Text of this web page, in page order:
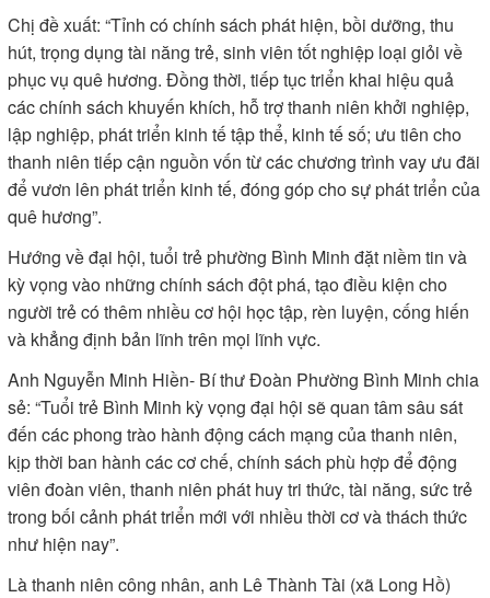
Chị đề xuất: “Tỉnh có chính sách phát hiện, bồi dưỡng, thu
hút, trọng dụng tài năng trẻ, sinh viên tốt nghiệp loại giỏi về
phục vụ quê hương. Đồng thời, tiếp tục triển khai hiệu quả
các chính sách khuyến khích, hỗ trợ thanh niên khởi nghiệp,
lập nghiệp, phát triển kinh tế tập thể, kinh tế số; ưu tiên cho
thanh niên tiếp cận nguồn vốn từ các chương trình vay ưu đãi
để vươn lên phát triển kinh tế, đóng góp cho sự phát triển của
quê hương”.
Hướng về đại hội, tuổi trẻ phường Bình Minh đặt niềm tin và
kỳ vọng vào những chính sách đột phá, tạo điều kiện cho
người trẻ có thêm nhiều cơ hội học tập, rèn luyện, cống hiến
và khẳng định bản lĩnh trên mọi lĩnh vực.
Anh Nguyễn Minh Hiền- Bí thư Đoàn Phường Bình Minh chia
sẻ: “Tuổi trẻ Bình Minh kỳ vọng đại hội sẽ quan tâm sâu sát
đến các phong trào hành động cách mạng của thanh niên,
kịp thời ban hành các cơ chế, chính sách phù hợp để động
viên đoàn viên, thanh niên phát huy tri thức, tài năng, sức trẻ
trong bối cảnh phát triển mới với nhiều thời cơ và thách thức
như hiện nay”.
Là thanh niên công nhân, anh Lê Thành Tài (xã Long Hồ)